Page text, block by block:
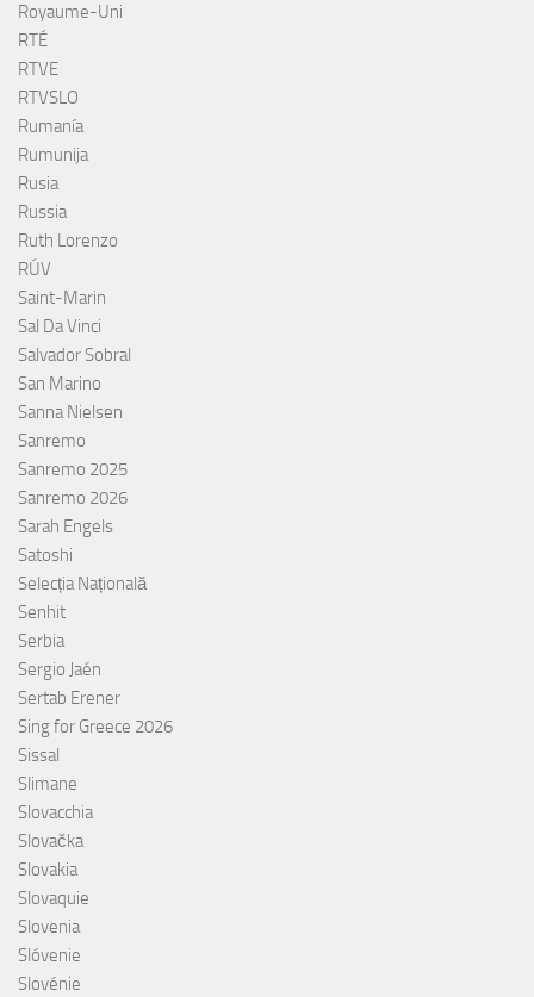
Royaume-Uni
RTÉ
RTVE
RTVSLO
Rumanía
Rumunija
Rusia
Russia
Ruth Lorenzo
RÚV
Saint-Marin
Sal Da Vinci
Salvador Sobral
San Marino
Sanna Nielsen
Sanremo
Sanremo 2025
Sanremo 2026
Sarah Engels
Satoshi
Selecția Națională
Senhit
Serbia
Sergio Jaén
Sertab Erener
Sing for Greece 2026
Sissal
Slimane
Slovacchia
Slovačka
Slovakia
Slovaquie
Slovenia
Slóvenie
Slovénie